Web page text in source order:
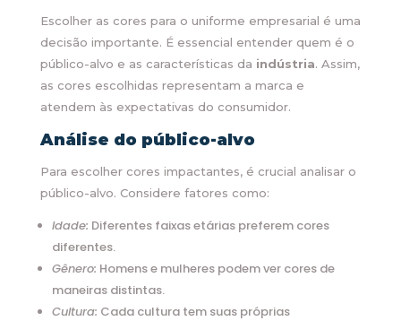
Escolher as cores para o uniforme empresarial é uma
decisão importante. É essencial entender quem é o
público-alvo e as características da indústria. Assim,
as cores escolhidas representam a marca e
atendem às expectativas do consumidor.
Análise do público-alvo
Para escolher cores impactantes, é crucial analisar o
público-alvo. Considere fatores como:
Idade: Diferentes faixas etárias preferem cores
diferentes.
Gênero: Homens e mulheres podem ver cores de
maneiras distintas.
Cultura: Cada cultura tem suas próprias